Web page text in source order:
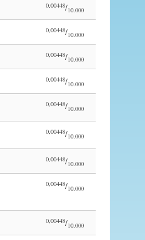
0,00448/10.000
0,00448/10.000
0,00448/10.000
0,00448/10.000
0,00448/10.000
0,00448/10.000
0,00448/10.000
0,00448/10.000
0,00448/10.000